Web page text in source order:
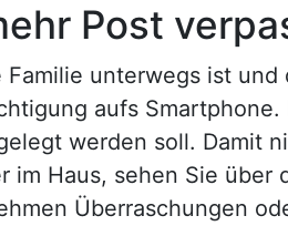
Post
Familie unterwegs ist
aufs
werden soll. Damit
im Haus, sehen Sie
Überraschungen